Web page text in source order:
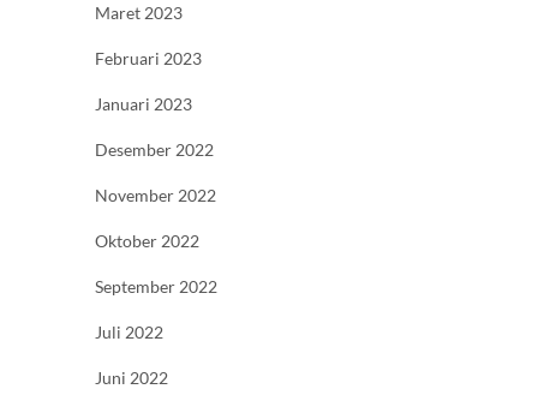
Maret 2023
Februari 2023
Januari 2023
Desember 2022
November 2022
Oktober 2022
September 2022
Juli 2022
Juni 2022